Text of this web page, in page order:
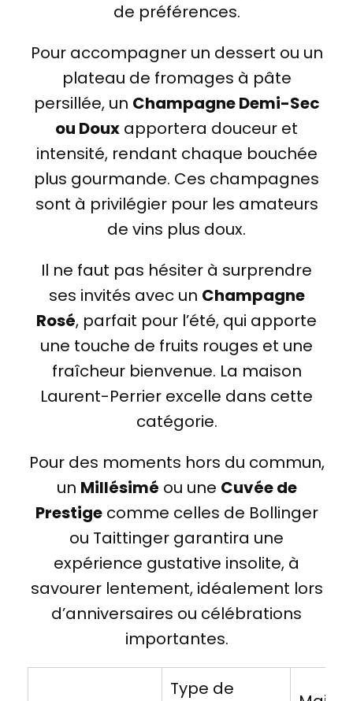
de préférences.
Pour accompagner un dessert ou un
plateau de fromages à pâte
persillée, un Champagne Demi-Sec
ou Doux apportera douceur et
intensité, rendant chaque bouchée
plus gourmande. Ces champagnes
sont à privilégier pour les amateurs
de vins plus doux.
Il ne faut pas hésiter à surprendre
ses invités avec un Champagne
Rosé, parfait pour l’été, qui apporte
une touche de fruits rouges et une
fraîcheur bienvenue. La maison
Laurent-Perrier excelle dans cette
catégorie.
Pour des moments hors du commun,
un Millésimé ou une Cuvée de
Prestigecomme celles de Bollinger
ou Taittinger garantira une
expérience gustative insolite, à
savourer lentement, idéalement lors
d’anniversaires ou célébrations
importantes.
Type de